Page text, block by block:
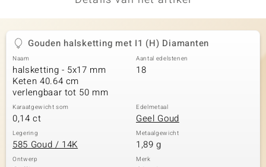
Gouden halsketting met I1 (H) Diamanten
Naam
halsketting - 5x17 mm
Keten 40.64 cm
verlengbaar tot 50 mm
Aantal edelstenen
18
Karaatgewicht som
0,14 ct
Edelmetaal
Geel Goud
Legering
585 Goud / 14K
Metaalgewicht
1,89 g
Ontwerp Merk